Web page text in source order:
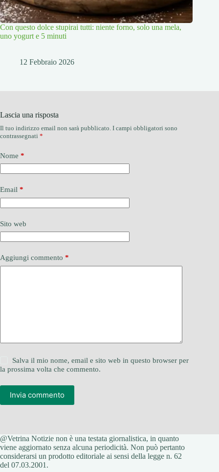
Con questo dolce stupirai tutti: niente forno, solo una mela,
uno yogurt e 5 minuti
12 Febbraio 2026
Lascia una risposta
Il tuo indirizzo email non sarà pubblicato. I campi obbligatori sono
contrassegnati *
Nome *
Email *
Sito web
Aggiungi commento *
Salva il mio nome, email e sito web in questo browser per
la prossima volta che commento.
Invia commento
@Vetrina Notizie non è una testata giornalistica, in quanto
viene aggiornato senza alcuna periodicità. Non può pertanto
considerarsi un prodotto editoriale ai sensi della legge n. 62
del 07.03.2001.